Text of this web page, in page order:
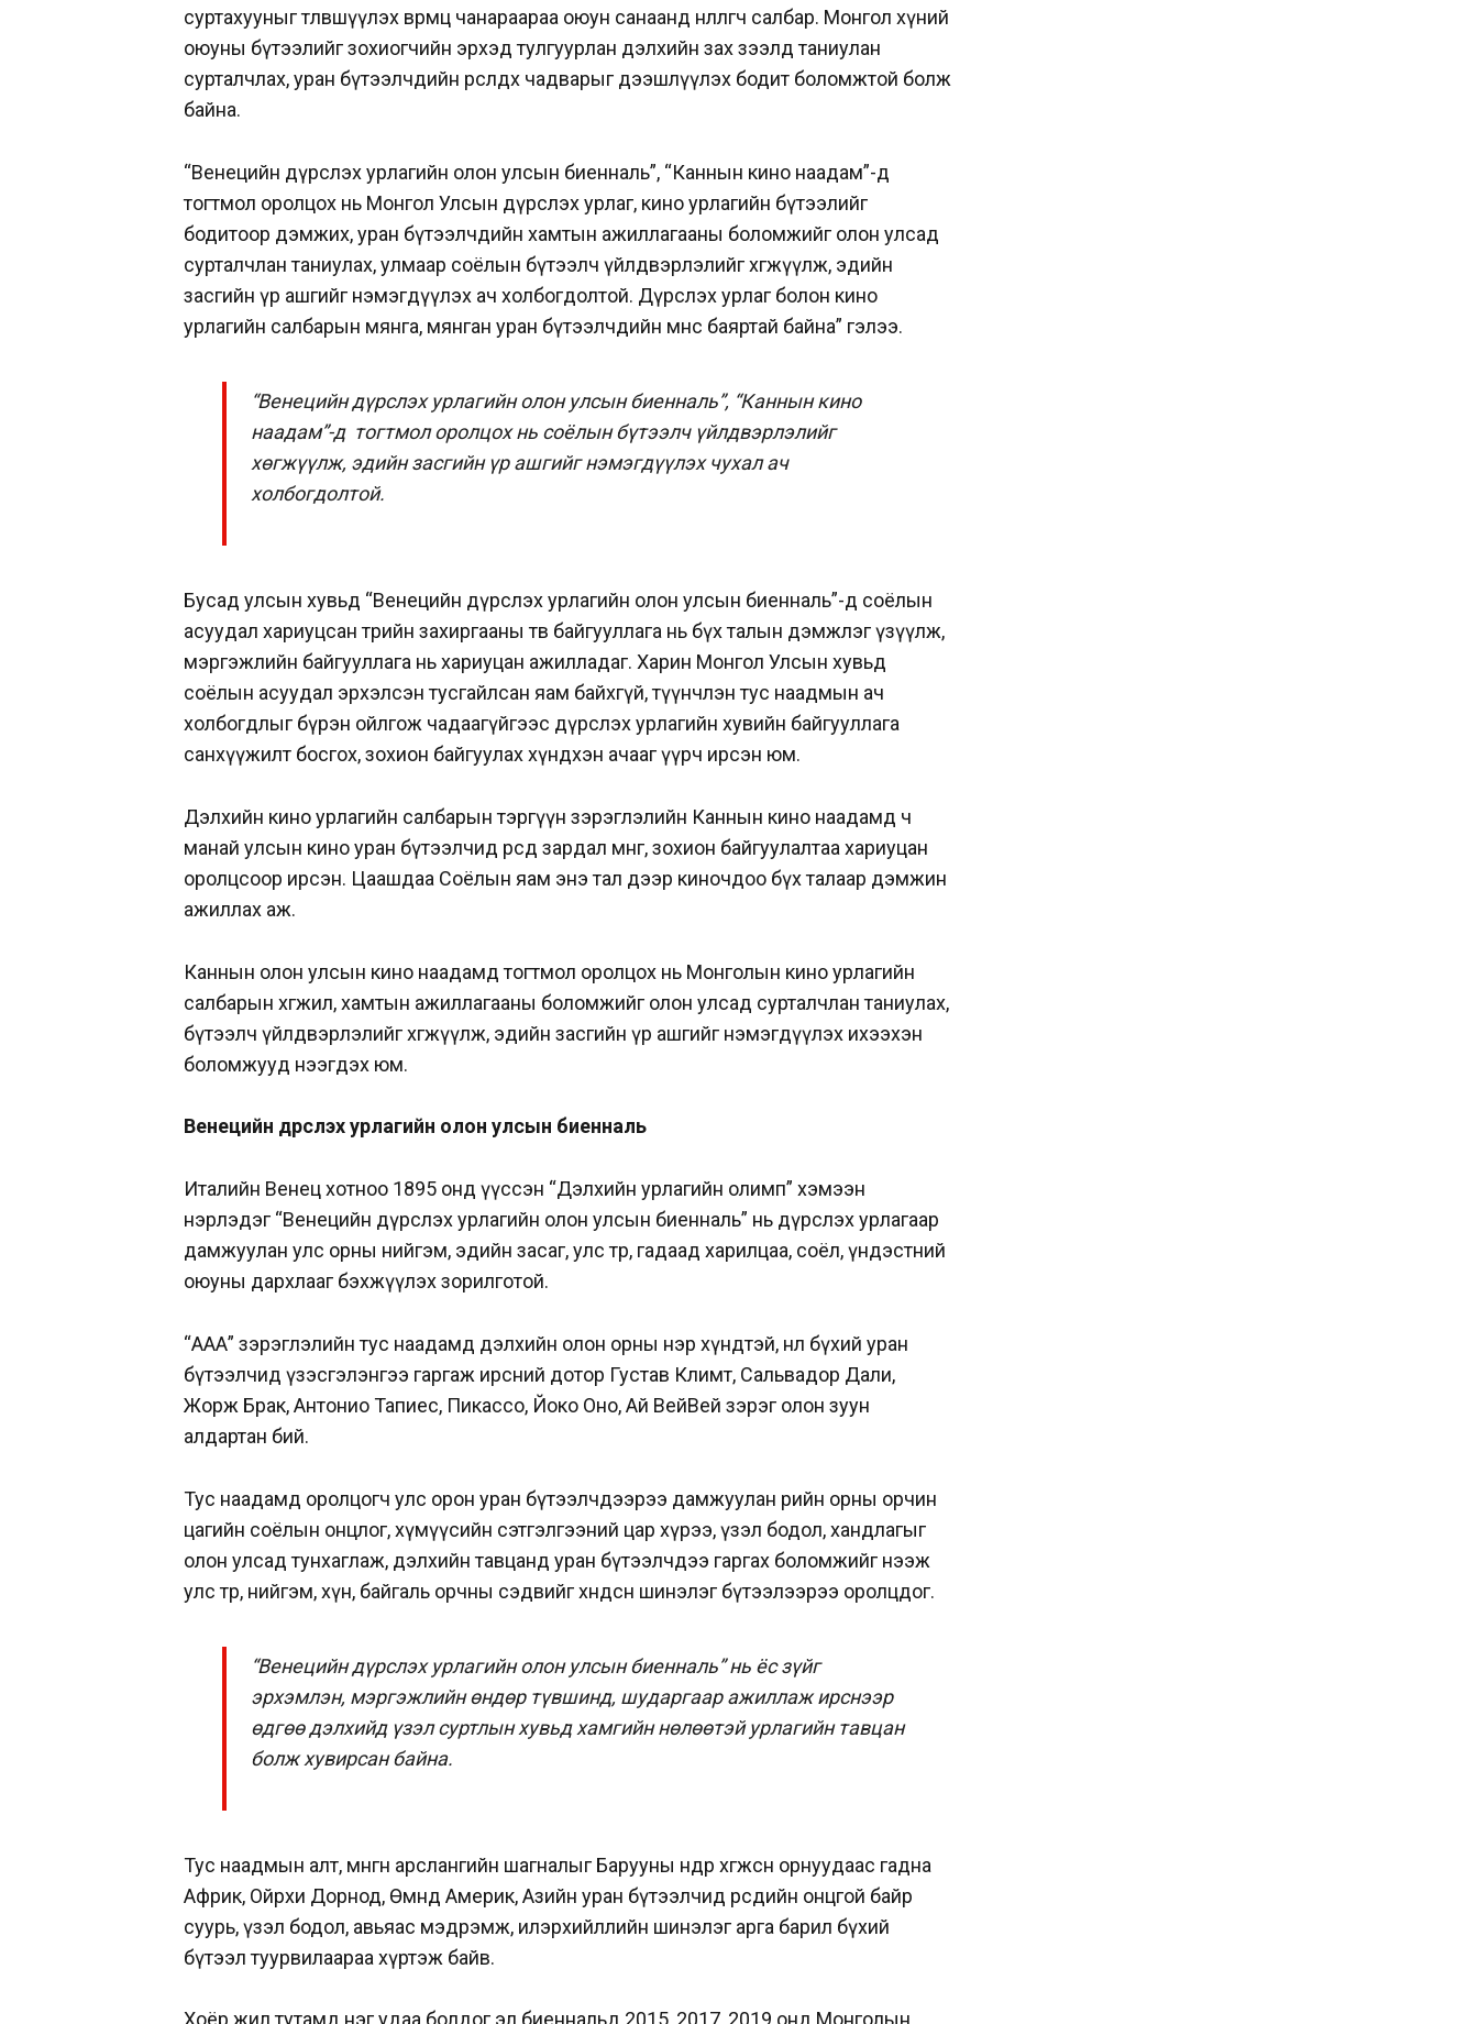
суртахууныг төлөвшүүлэх өвөрмөц чанараараа оюун санаанд нөлөөлөгч салбар. Монгол хүний
оюуны бүтээлийг зохиогчийн эрхэд тулгуурлан дэлхийн зах зээлд таниулан
сурталчлах, уран бүтээлчдийн өрсөлдөх чадварыг дээшлүүлэх бодит боломжтой болж
байна.
“Венецийн дүрслэх урлагийн олон улсын биенналь”, “Каннын кино наадам”-д
тогтмол оролцох нь Монгол Улсын дүрслэх урлаг, кино урлагийн бүтээлийг
бодитоор дэмжих, уран бүтээлчдийн хамтын ажиллагааны боломжийг олон улсад
сурталчлан таниулах, улмаар соёлын бүтээлч үйлдвэрлэлийг хөгжүүлж, эдийн
засгийн үр ашгийг нэмэгдүүлэх ач холбогдолтой. Дүрслэх урлаг болон кино
урлагийн салбарын мянга, мянган уран бүтээлчдийн өмнөөс баяртай байна” гэлээ.
“Венецийн дүрслэх урлагийн олон улсын биенналь”, “Каннын кино
наадам”-д тогтмол оролцох нь соёлын бүтээлч үйлдвэрлэлийг
хөгжүүлж, эдийн засгийн үр ашгийг нэмэгдүүлэх чухал ач
холбогдолтой.
Бусад улсын хувьд “Венецийн дүрслэх урлагийн олон улсын биенналь”-д соёлын
асуудал хариуцсан төрийн захиргааны төв байгууллага нь бүх талын дэмжлэг үзүүлж,
мэргэжлийн байгууллага нь хариуцан ажилладаг. Харин Монгол Улсын хувьд
соёлын асуудал эрхэлсэн тусгайлсан яам байхгүй, түүнчлэн тус наадмын ач
холбогдлыг бүрэн ойлгож чадаагүйгээс дүрслэх урлагийн хувийн байгууллага
санхүүжилт босгох, зохион байгуулах хүндхэн ачааг үүрч ирсэн юм.
Дэлхийн кино урлагийн салбарын тэргүүн зэрэглэлийн Каннын кино наадамд ч
манай улсын кино уран бүтээлчид өөрсдөө зардал мөнгө, зохион байгуулалтаа хариуцан
оролцсоор ирсэн. Цаашдаа Соёлын яам энэ тал дээр киночдоо бүх талаар дэмжин
ажиллах аж.
Каннын олон улсын кино наадамд тогтмол оролцох нь Монголын кино урлагийн
салбарын хөгжил, хамтын ажиллагааны боломжийг олон улсад сурталчлан таниулах,
бүтээлч үйлдвэрлэлийг хөгжүүлж, эдийн засгийн үр ашгийг нэмэгдүүлэх ихээхэн
боломжууд нээгдэх юм.
Венецийн дүрслэх урлагийн олон улсын биенналь
Италийн Венец хотноо 1895 онд үүссэн “Дэлхийн урлагийн олимп” хэмээн
нэрлэдэг “Венецийн дүрслэх урлагийн олон улсын биенналь” нь дүрслэх урлагаар
дамжуулан улс орны нийгэм, эдийн засаг, улс төр, гадаад харилцаа, соёл, үндэстний
оюуны дархлааг бэхжүүлэх зорилготой.
“ААА” зэрэглэлийн тус наадамд дэлхийн олон орны нэр хүндтэй, нөлөө бүхий уран
бүтээлчид үзэсгэлэнгээ гаргаж ирсний дотор Густав Климт, Сальвадор Дали,
Жорж Брак, Антонио Тапиес, Пикассо, Йоко Оно, Ай ВейВей зэрэг олон зуун
алдартан бий.
Тус наадамд оролцогч улс орон уран бүтээлчдээрээ дамжуулан өөрийн орны орчин
цагийн соёлын онцлог, хүмүүсийн сэтгэлгээний цар хүрээ, үзэл бодол, хандлагыг
олон улсад тунхаглаж, дэлхийн тавцанд уран бүтээлчдээ гаргах боломжийг нээж
улс төр, нийгэм, хүн, байгаль орчны сэдвийг хөндсөн шинэлэг бүтээлээрээ оролцдог.
“Венецийн дүрслэх урлагийн олон улсын биенналь”нь ёс зүйг
эрхэмлэн, мэргэжлийн өндөр түвшинд, шударгаар ажиллаж ирснээр
өдгөө дэлхийд үзэл суртлын хувьд хамгийн нөлөөтэй урлагийн тавцан
болж хувирсан байна.
Тус наадмын алт, мөнгөн арслангийн шагналыг Барууны өндөр хөгжсөн орнуудаас гадна
Африк, Ойрхи Дорнод, Өмнөд Америк, Азийн уран бүтээлчид өөрсдийн онцгой байр
суурь, үзэл бодол, авьяас мэдрэмж, илэрхийллийн шинэлэг арга барил бүхий
бүтээл туурвилаараа хүртэж байв.